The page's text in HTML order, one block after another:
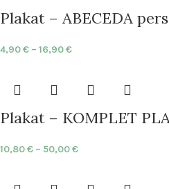
Plakat – ABECEDA
4,90€ – 16,90€
Plakat – KOMPLET
10,80€ – 50,00€